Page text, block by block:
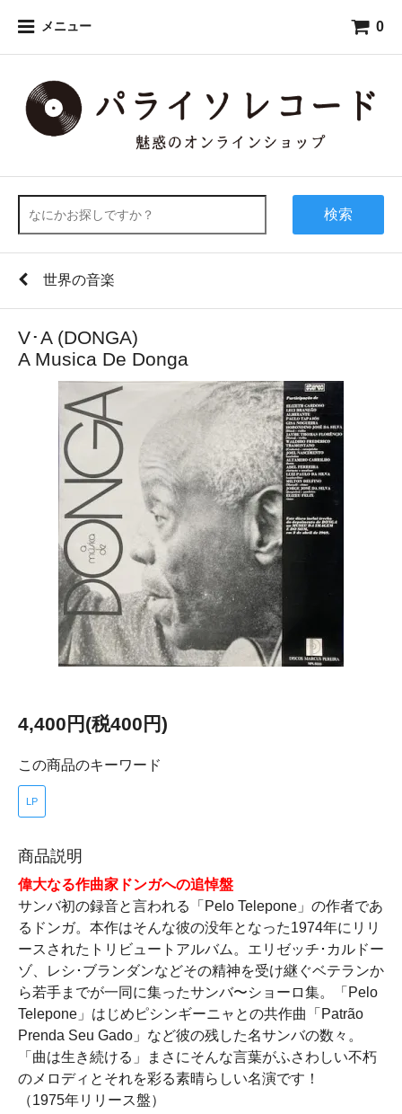
メニュー 0
検索
世界の音楽
V･A (DONGA)
A Musica De Donga
4,400円(税400円)
この商品のキーワード
LP
商品説明
偉大なる作曲家ドンガへの追悼盤
サンバ初の録音と言われる「Pelo Telepone」の作者であ
るドンガ。本作はそんな彼の没年となった1974年にリリ
ースされたトリビュートアルバム。エリゼッチ･カルドー
ゾ、レシ･ブランダンなどその精神を受け継ぐベテランか
ら若手までが一同に集ったサンバ〜ショーロ集。「Pelo
Telepone」はじめピシンギーニャとの共作曲「Patrão
Prenda Seu Gado」など彼の残した名サンバの数々。
「曲は生き続ける」まさにそんな言葉がふさわしい不朽
のメロディとそれを彩る素晴らしい名演です！
（1975年リリース盤）